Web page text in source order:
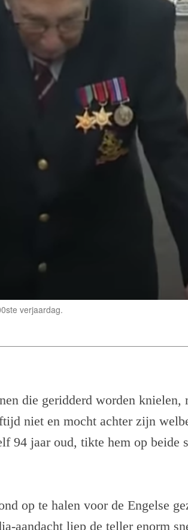
verjaardag.
die geridderd worden knielen,
niet en mocht achter zijn
94 jaar oud, tikte hem op beide
op te halen voor de Engelse
aandacht liep de teller enorm